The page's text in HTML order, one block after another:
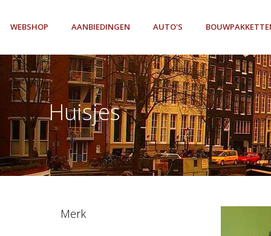
WEBSHOP AANBIEDINGEN AUTO'S
Huisjes
Merk